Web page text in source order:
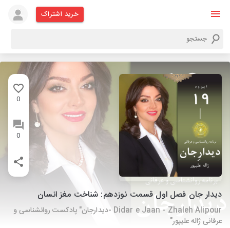
خرید اشتراک
0
0
دیدار جان فصل اول قسمت نوزدهم: شناخت مغز انسان
Didar e Jaan - Zhaleh Alipour -دیدارجان" پادکست روانشناسی و
عرفانی ژاله علیپور"